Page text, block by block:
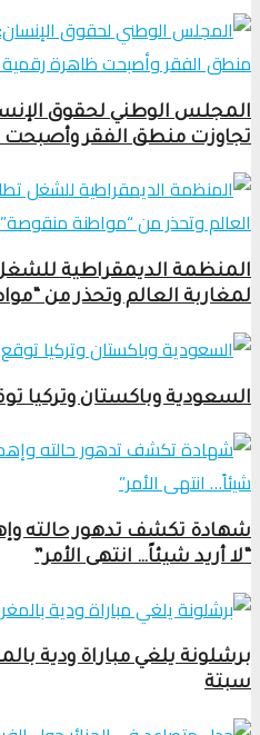
المجلس الوطني لحقوق
تجاوزت منطق الفقر
المنظمة الديمقراطية للشغل
لمغاربة العالم وتحذر من
السعودية وباكستان وتركيا
شهادة تكشف تدهور حالته
“لا أريد شيئاً… انتهى الأمر”
برشلونة يلغي مباراة ودية
سبتة